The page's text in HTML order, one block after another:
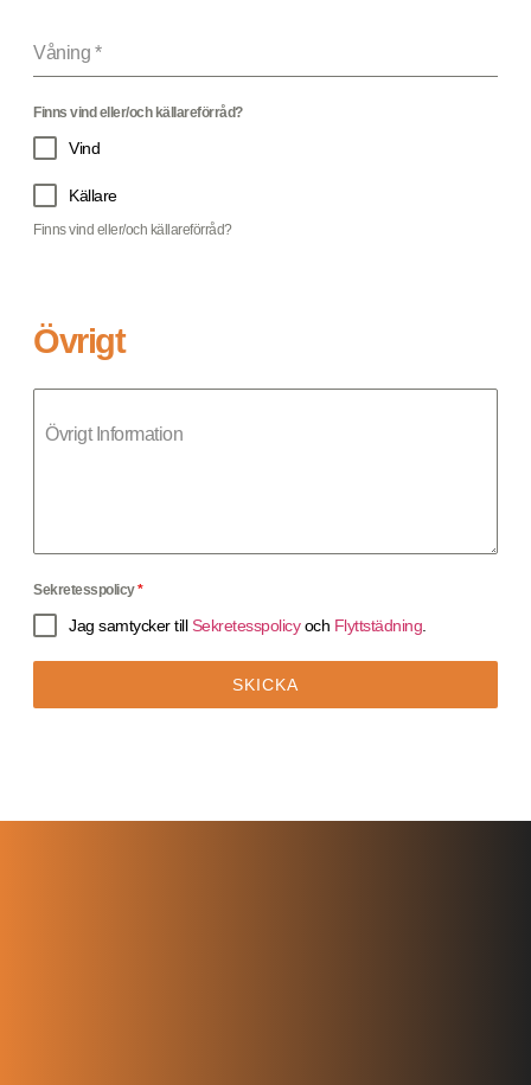
Våning *
Finns vind eller/och källareförråd?
Vind
Källare
Finns vind eller/och källareförråd?
Övrigt
Övrigt Information
Sekretesspolicy*
Jag samtycker tillSekretesspolicyoch Flyttstädning
SKICKA